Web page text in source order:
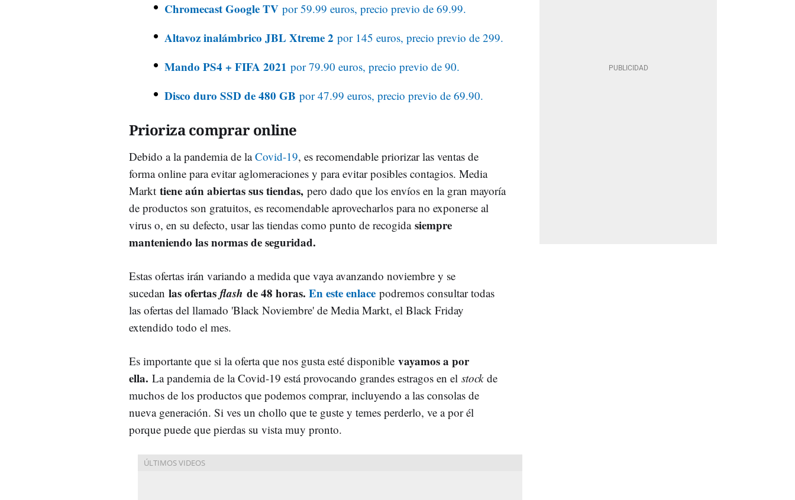
Chromecast Google TV por 59.99 euros, precio previo de 69.99.
Altavoz inalámbrico JBL Xtreme 2 por 145 euros, precio previo de 299.
Mando PS4 + FIFA 2021 por 79.90 euros, precio previo de 90.
Disco duro SSD de 480 GB por 47.99 euros, precio previo de 69.90.
Prioriza comprar online
Debido a la pandemia de laCovid-19, es recomendable priorizar las ventas de
forma online para evitar aglomeraciones y para evitar posibles contagios. Media
Markt tiene aún abiertas sus tiendas, pero dado que los envíos en la gran mayoría
de productos son gratuitos, es recomendable aprovecharlos para no exponerse al
virus o, en su defecto, usar las tiendas como punto de recogida siempre
manteniendo las normas de seguridad.
Estas ofertas irán variando a medida que vaya avanzando noviembre y se
sucedan las ofertas flash de 48 horas. En este enlace podremos consultar todas
las ofertas del llamado 'Black Noviembre' de Media Markt, el Black Friday
extendido todo el mes.
Es importante que si la oferta que nos gusta esté disponible vayamos a por
ella. La pandemia de la Covid-19 está provocando grandes estragos en el stock de
muchos de los productos que podemos comprar, incluyendo a las consolas de
nueva generación. Si ves un chollo que te guste y temes perderlo, ve a por él
porque puede que pierdas su vista muy pronto.